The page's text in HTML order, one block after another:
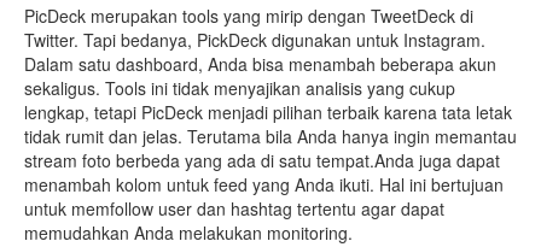
PicDeck merupakan tools yang mirip dengan TweetDeck di
Twitter. Tapi bedanya, PickDeck digunakan untuk Instagram.
Dalam satu dashboard, Anda bisa menambah beberapa akun
sekaligus. Tools ini tidak menyajikan analisis yang cukup
lengkap, tetapi PicDeck menjadi pilihan terbaik karena tata letak
tidak rumit dan jelas. Terutama bila Anda hanya ingin memantau
stream foto berbeda yang ada di satu tempat.Anda juga dapat
menambah kolom untuk feed yang Anda ikuti. Hal ini bertujuan
untuk memfollow user dan hashtag tertentu agar dapat
memudahkan Anda melakukan monitoring.